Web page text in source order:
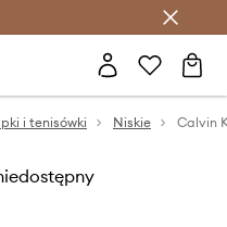
Club >
i tenisówki Niskie